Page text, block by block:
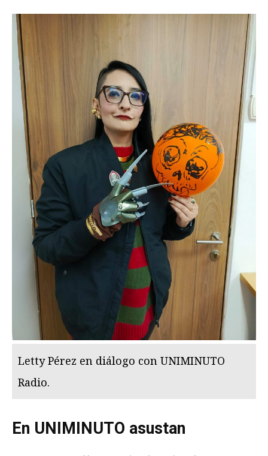
Letty Pérez en diálogo con UNIMINUTO
Radio.
En UNIMINUTO asustan